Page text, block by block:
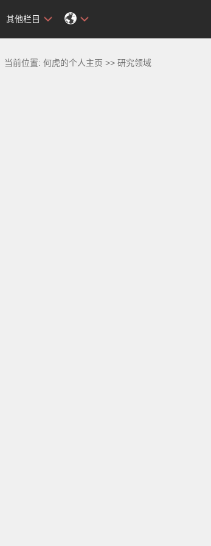
其他栏目
当前位置:何虎的个人主页 >>研究领域